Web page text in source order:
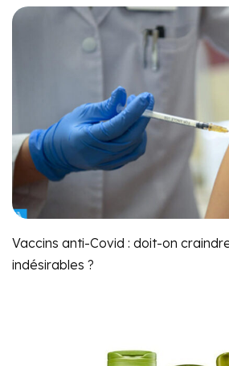
Vaccins anti-Covid : doit-on
indésirables ?